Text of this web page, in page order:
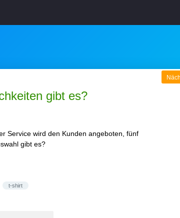
gibt es?
Service wird den Kunden angeboten, fünf
gibt es?
t-shirt